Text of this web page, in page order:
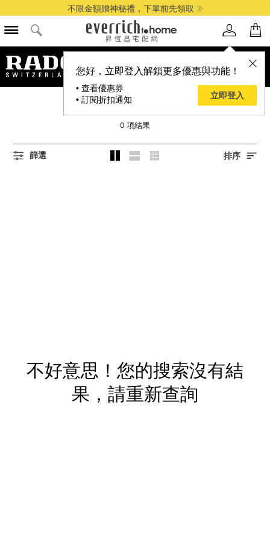
不限金額贈神秘禮，下單前先領取
您好，立即登入解鎖更多優惠與功能！
• 查看優惠券
• 訂閱折扣通知
立即登入
RADO 雷達表
0 項結果
篩選 排序
不好意思！您的搜索沒有結
果，請重新查詢